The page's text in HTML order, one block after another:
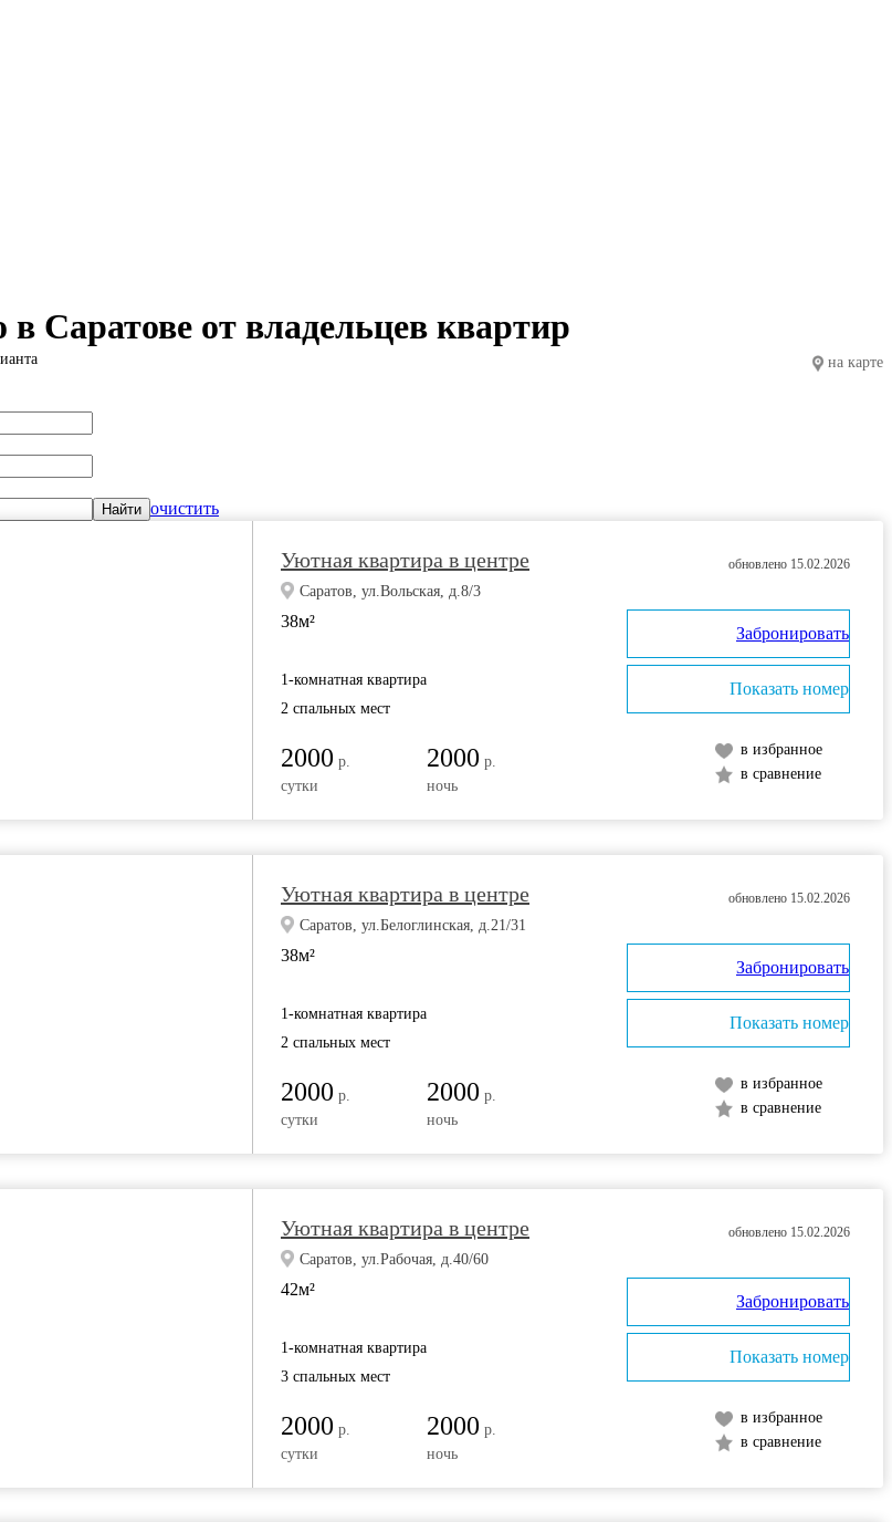
Саратове от владельцев квартир
Найти очистить
на карте
Уютная квартира в центре
Саратов, ул.Вольская, д.8/3
38м²
1-комнатная квартира
2 спальных мест
2000 р.
сутки
2000 р.
ночь
обновлено 15.02.2026
в избранное
в сравнение
Забронировать
Показать номер
Уютная квартира в центре
Саратов, ул.Белоглинская, д.21/31
38м²
1-комнатная квартира
2 спальных мест
2000 р.
сутки
2000 р.
ночь
обновлено 15.02.2026
в избранное
в сравнение
Забронировать
Показать номер
Уютная квартира в центре
Саратов, ул.Рабочая, д.40/60
42м²
1-комнатная квартира
3 спальных мест
2000 р.
сутки
2000 р.
ночь
обновлено 15.02.2026
в избранное
в сравнение
Забронировать
Показать номер